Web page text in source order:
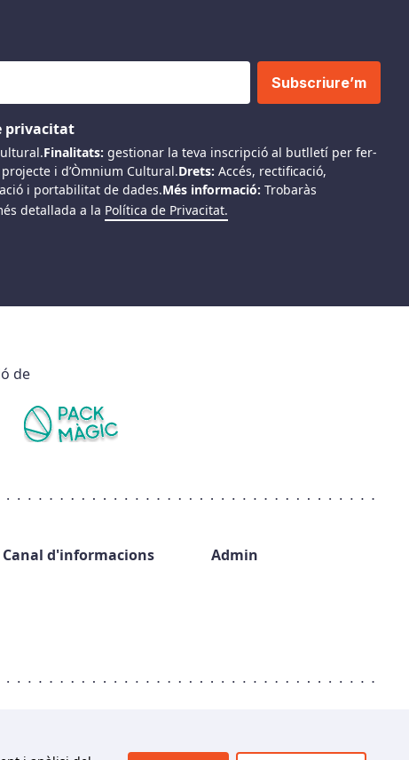
Subscriure’m
privacitat
Finalitats: gestionar la teva inscripció al butlletí per fer-
i d’Òmnium Cultural.Drets: Accés, rectificació,
i portabilitat de dades.Més informació: Trobaràs
detallada a la Política de Privacitat.
de
Canal d'informacions Admin